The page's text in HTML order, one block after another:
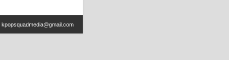
kpopsquadmedia@gmail.com